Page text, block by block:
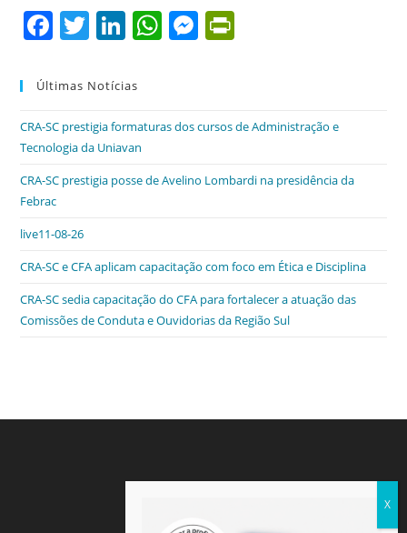
F
c
b
o
o
k
T
itt
er
Li
k
dI
n
W
A
p
M
n
g
ri
e
n
Últimas Notícias
CRA-SC prestigia formaturas dos cursos de Administração e
Tecnologia da Uniavan
CRA-SC prestigia posse de Avelino Lombardi na presidência da
Febrac
live11-08-26
CRA-SC e CFA aplicam capacitação com foco em Ética e Disciplina
CRA-SC sedia capacitação do CFA para fortalecer a atuação das
Comissões de Conduta e Ouvidorias da Região Sul